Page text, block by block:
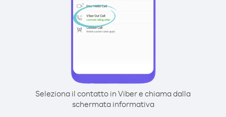
Seleziona il contatto in Viber e chiama dalla
schermata informativa